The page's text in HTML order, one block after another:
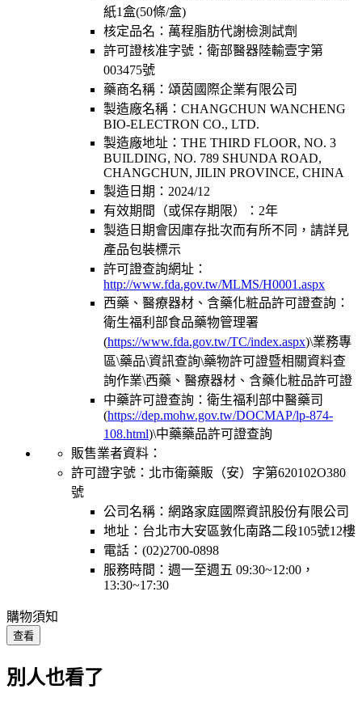
紙1盒(50條/盒)
核定品名： 萬程脂肪代謝檢測試劑
許可證核准字號： 衛部醫器陸輸壹字第
003475號
藥商名稱： 頌茵國際企業有限公司
製造廠名稱： CHANGCHUN WANCHENG
BIO-ELECTRON CO., LTD.
製造廠地址： THE THIRD FLOOR, NO. 3
BUILDING, NO. 789 SHUNDA ROAD,
CHANGCHUN, JILIN PROVINCE, CHINA
製造日期： 2024/12
有效期間（或保存期限）： 2年
製造日期會因庫存批次而有所不同，請詳見
產品包裝標示
許可證查詢網址：
http://www.fda.gov.tw/MLMS/H0001.aspx
西藥、醫療器材、含藥化粧品許可證查詢：
衛生福利部食品藥物管理署
(https://www.fda.gov.tw/TC/index.aspx)\業務專
區\藥品\資訊查詢\藥物許可證暨相關資料查
詢作業\西藥、醫療器材、含藥化粧品許可證
中藥許可證查詢：衛生福利部中醫藥司
(https://dep.mohw.gov.tw/DOCMAP/lp-874-
108.html)\中藥藥品許可證查詢
販售業者資料：
許可證字號：北市衛藥販（安）字第620102O380
號
公司名稱：網路家庭國際資訊股份有限公司
地址：台北市大安區敦化南路二段105號12樓
電話：(02)2700-0898
服務時間：週一至週五 09:30~12:00，
13:30~17:30
購物須知
查看
別人也看了